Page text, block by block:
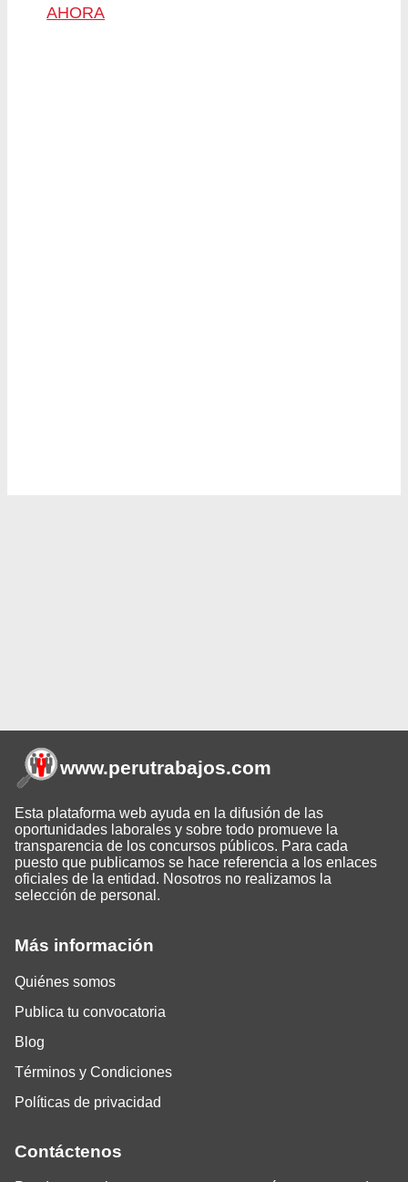
AHORA
Más información
Quiénes somos
Publica tu convocatoria
Blog
Términos y Condiciones
Políticas de privacidad
Contáctenos
www.perutrabajos.com
Esta plataforma web ayuda en la difusión de las
oportunidades laborales y sobre todo promueve la
transparencia de los concursos públicos. Para cada
puesto que publicamos se hace referencia a los enlaces
oficiales de la entidad. Nosotros no realizamos la
selección de personal.